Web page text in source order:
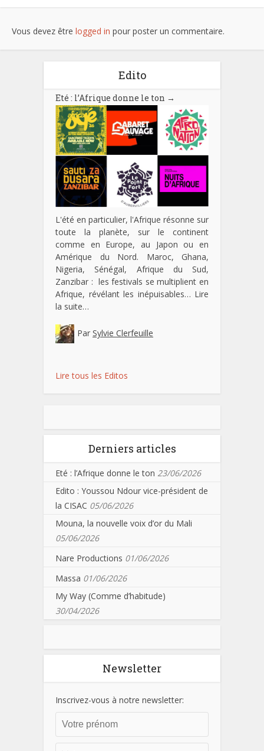
Vous devez être logged in pour poster un commentaire.
Edito
Eté : l’Afrique donne le ton →
L'été en particulier, l'Afrique résonne sur
toute la planète, sur le continent
comme en Europe, au Japon ou en
Amérique du Nord. Maroc, Ghana,
Nigeria, Sénégal, Afrique du Sud,
Zanzibar : les festivals se multiplient en
Afrique, révélant les inépuisables… Lire
la suite…
Par Sylvie Clerfeuille
Lire tous les Editos
Derniers articles
Eté : l’Afrique donne le ton 23/06/2026
Edito : Youssou Ndour vice-président de
la CISAC 05/06/2026
Mouna, la nouvelle voix d’or du Mali
05/06/2026
Nare Productions 01/06/2026
Massa 01/06/2026
My Way (Comme d’habitude)
30/04/2026
Newsletter
Inscrivez-vous à notre newsletter: